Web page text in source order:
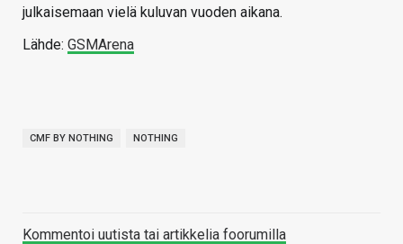
julkaisemaan vielä kuluvan vuoden aikana.
Lähde: GSMArena
CMF BY NOTHING NOTHING
Kommentoi uutista tai artikkelia foorumilla